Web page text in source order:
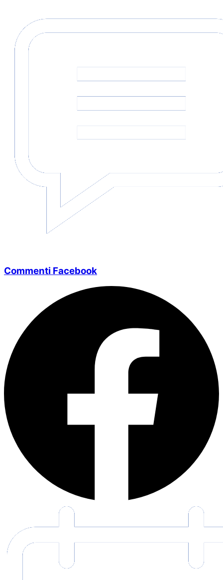
Commenti Facebook